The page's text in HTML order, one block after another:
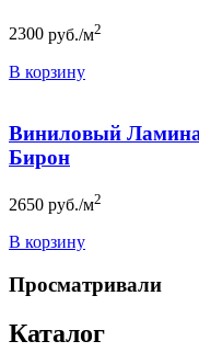
2300 руб./м2
В корзину
Виниловый
Бирон
2650 руб./м2
В корзину
Просматривали
Каталог